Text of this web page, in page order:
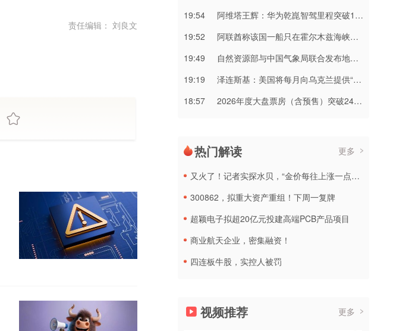
责任编辑： 刘良文
19:54
阿维塔王辉：华为乾崑智驾里程突破137亿公里
19:52
阿联酋称该国一船只在霍尔木兹海峡遭袭
19:49
自然资源部与中国气象局联合发布地质灾害橙色预警
19:19
泽连斯基：美国将每月向乌克兰提供“爱国者”拦截导弹
18:57
2026年度大盘票房（含预售）突破240亿元
热门解读 更多
又火了！记者实探水贝，“金价每往上涨一点，人气就会明显好转”
300862，拟重大资产重组！下周一复牌
超颖电子拟超20亿元投建高端PCB产品项目
商业航天企业，密集融资！
四连板牛股，实控人被罚
视频推荐 更多